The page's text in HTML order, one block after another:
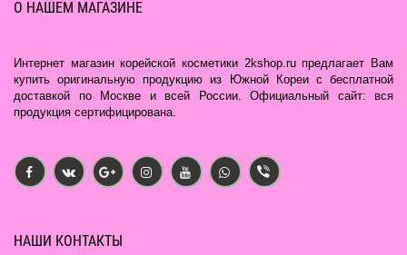
О НАШЕМ МАГАЗИНЕ
Интернет магазин корейской косметики 2kshop.ru предлагает Вам
купить оригинальную продукцию из Южной Кореи с бесплатной
доставкой по Москве и всей России. Официальный сайт: вся
продукция сертифицирована.
НАШИ КОНТАКТЫ